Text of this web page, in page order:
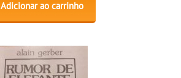
Adicionar ao carrinho